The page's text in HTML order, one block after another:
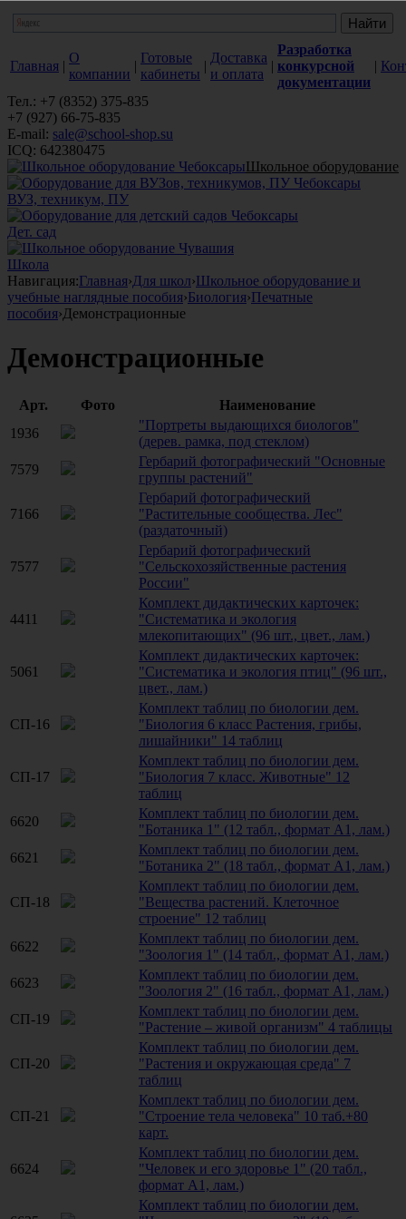
Главная |
О
компании
|
Готовые
кабинеты
|
Доставка
и оплата
|
Разработка
конкурсной
документации
|
Тел.: +7 (8352) 375-835
+7 (927) 66-75-835
E-mail: sale@school-shop.su
ICQ: 642380475
Школьное оборудование
ВУЗ, техникум, ПУ
Дет. сад
Школа
Навигация:Главная›Для школ›Школьное оборудование и
учебные наглядные пособия›Биология›Печатные
пособия›Демонстрационные
Демонстрационные
Арт. Фото
Наименование
1936
"Портреты выдающихся биологов"
(дерев. рамка, под стеклом)
7579
Гербарий фотографический "Основные
группы растений"
7166
Гербарий фотографический
"Растительные сообщества. Лес"
(раздаточный)
7577
Гербарий фотографический
"Сельскохозяйственные растения
России"
4411
Комплект дидактических карточек:
"Систематика и экология
млекопитающих" (96 шт., цвет., лам.)
5061
Комплект дидактических карточек:
"Систематика и экология птиц" (96 шт.,
цвет., лам.)
СП-16
Комплект таблиц по биологии дем.
"Биология 6 класс Растения, грибы,
лишайники" 14 таблиц
СП-17
Комплект таблиц по биологии дем.
"Биология 7 класс. Животные" 12
таблиц
6620
Комплект таблиц по биологии дем.
"Ботаника 1" (12 табл., формат А1, лам.)
6621
Комплект таблиц по биологии дем.
"Ботаника 2" (18 табл., формат А1, лам.)
СП-18
Комплект таблиц по биологии дем.
"Вещества растений. Клеточное
строение" 12 таблиц
6622
Комплект таблиц по биологии дем.
"Зоология 1" (14 табл., формат А1, лам.)
6623
Комплект таблиц по биологии дем.
"Зоология 2" (16 табл., формат А1, лам.)
СП-19
Комплект таблиц по биологии дем.
"Растение – живой организм" 4 таблицы
СП-20
Комплект таблиц по биологии дем.
"Растения и окружающая среда" 7
таблиц
СП-21
Комплект таблиц по биологии дем.
"Строение тела человека" 10 таб.+80
карт.
6624
Комплект таблиц по биологии дем.
"Человек и его здоровье 1" (20 табл.,
формат А1, лам.)
Комплект таблиц по биологии дем.